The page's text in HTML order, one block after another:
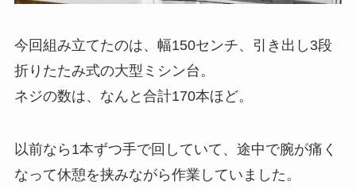
今回組み立てたのは、幅150センチ、引き出し3段
折りたたみ式の大型ミシン台。
ネジの数は、なんと合計170本ほど。
以前なら1本ずつ手で回していて、途中で腕が痛く
なって休憩を挟みながら作業していました。